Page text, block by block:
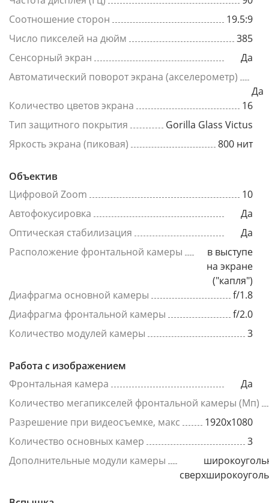
Соотношение сторон
19.5:9
Число пикселей на дюйм
385
Сенсорный экран
Да
Автоматический поворот экрана (акселерометр)
Да
Количество цветов экрана
16
Тип защитного покрытия
Gorilla Glass Victus
Яркость экрана (пиковая)
800 нит
Объектив
Цифровой Zoom
10
Автофокусировка
Да
Оптическая стабилизация
Да
Расположение фронтальной камеры
в выступе
на экране
("капля")
Диафрагма основной камеры
f/1.8
Диафрагма фронтальной камеры
f/2.0
Количество модулей камеры
3
Работа с изображением
Фронтальная камера
Да
Количество мегапикселей фронтальной камеры (Мп)
Разрешение при видеосъемке, макс
1920x1080
Количество основных камер
3
Дополнительные модули камеры